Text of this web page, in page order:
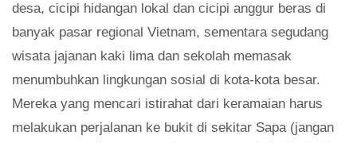
desa, cicipi hidangan lokal dan cicipi anggur beras di
banyak pasar regional Vietnam, sementara segudang
wisata jajanan kaki lima dan sekolah memasak
menumbuhkan lingkungan sosial di kota-kota besar.
Mereka yang mencari istirahat dari keramaian harus
melakukan perjalanan ke bukit di sekitar Sapa (jangan